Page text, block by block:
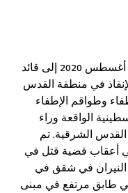
توجهنا في 17 آب / أغسطس 2020 إلى قائد
في منطقة القدس
وطواقم الإطفاء
الواقعة وراء
القدس الشرقية. تم
أعقاب قضية قتل في
في شقق في
طابق مرتفع في مبنى